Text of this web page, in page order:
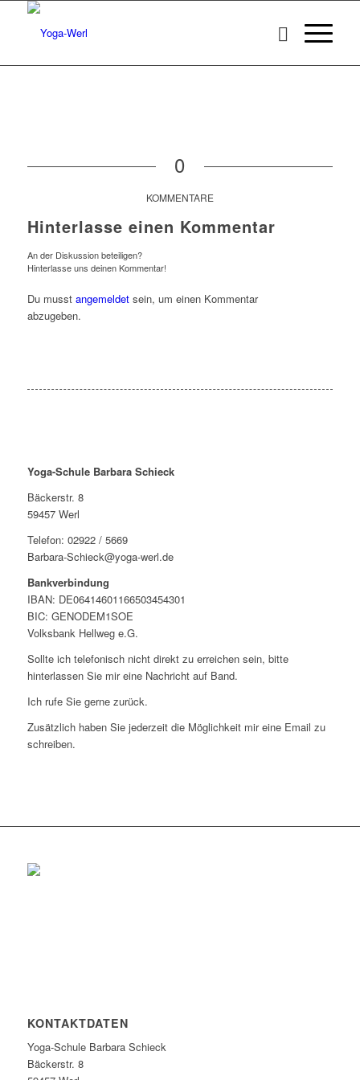
0
KOMMENTARE
Hinterlasse einen Kommentar
An der Diskussion beteiligen?
Hinterlasse uns deinen Kommentar!
Du musst angemeldetsein, um einen Kommentar
abzugeben.
Yoga-Schule Barbara Schieck
Bäckerstr. 8
59457 Werl
Telefon: 02922 / 5669
Barbara-Schieck@yoga-werl.de
Bankverbindung
IBAN: DE06414601166503454301
BIC: GENODEM1SOE
Volksbank Hellweg e.G.
Sollte ich telefonisch nicht direkt zu erreichen sein, bitte
hinterlassen Sie mir eine Nachricht auf Band.
Ich rufe Sie gerne zurück.
Zusätzlich haben Sie jederzeit die Möglichkeit mir eine Email zu
schreiben.
KONTAKTDATEN
Yoga-Schule Barbara Schieck
Bäckerstr. 8